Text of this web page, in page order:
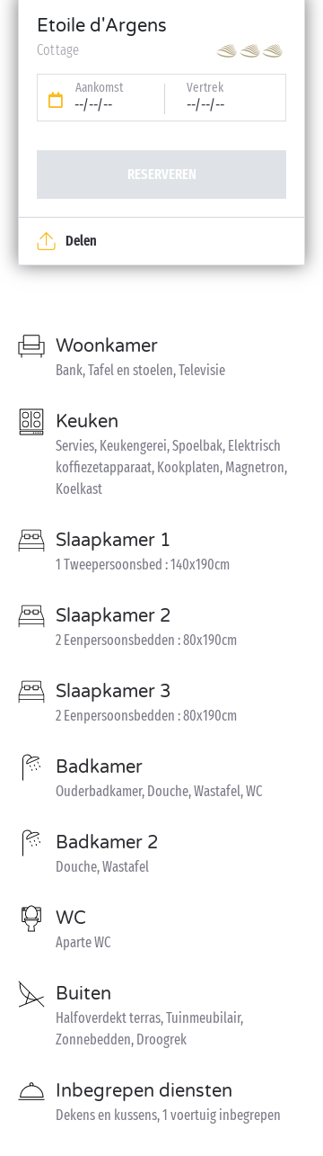
Etoile d'Argens
Cottage
Aankomst
--/--/--
Vertrek
--/--/--
RESERVEREN
Delen
Woonkamer
Bank, Tafel en stoelen, Televisie
Keuken
Servies, Keukengerei, Spoelbak, Elektrisch
koffiezetapparaat, Kookplaten, Magnetron,
Koelkast
Slaapkamer 1
1 Tweepersoonsbed : 140x190cm
Slaapkamer 2
2 Eenpersoonsbedden : 80x190cm
Slaapkamer 3
2 Eenpersoonsbedden : 80x190cm
Badkamer
Ouderbadkamer, Douche, Wastafel, WC
Badkamer 2
Douche, Wastafel
WC
Aparte WC
Buiten
Halfoverdekt terras, Tuinmeubilair,
Zonnebedden, Droogrek
Inbegrepen diensten
Dekens en kussens, 1 voertuig inbegrepen